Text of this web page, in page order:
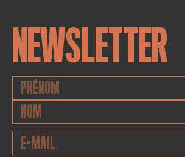
NEWSLETTER